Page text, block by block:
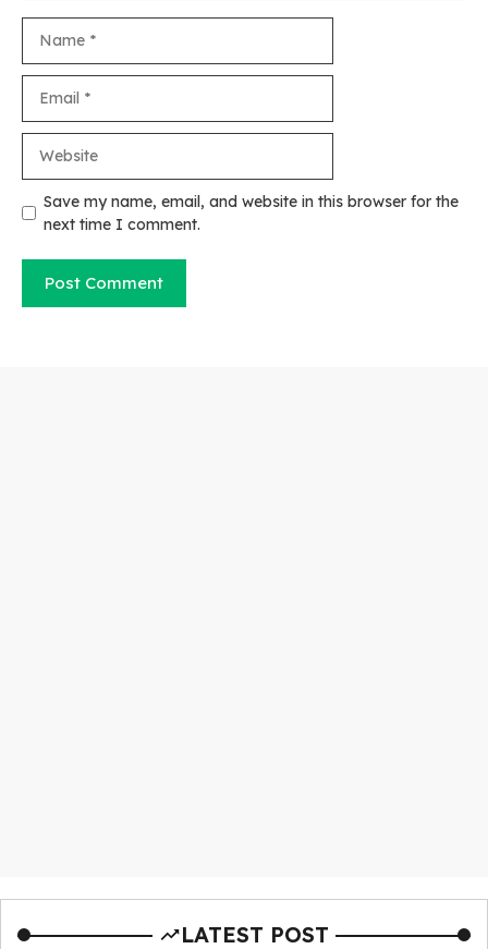
Save my name, email, and website in this browser for the
next time I comment.
LATEST POST